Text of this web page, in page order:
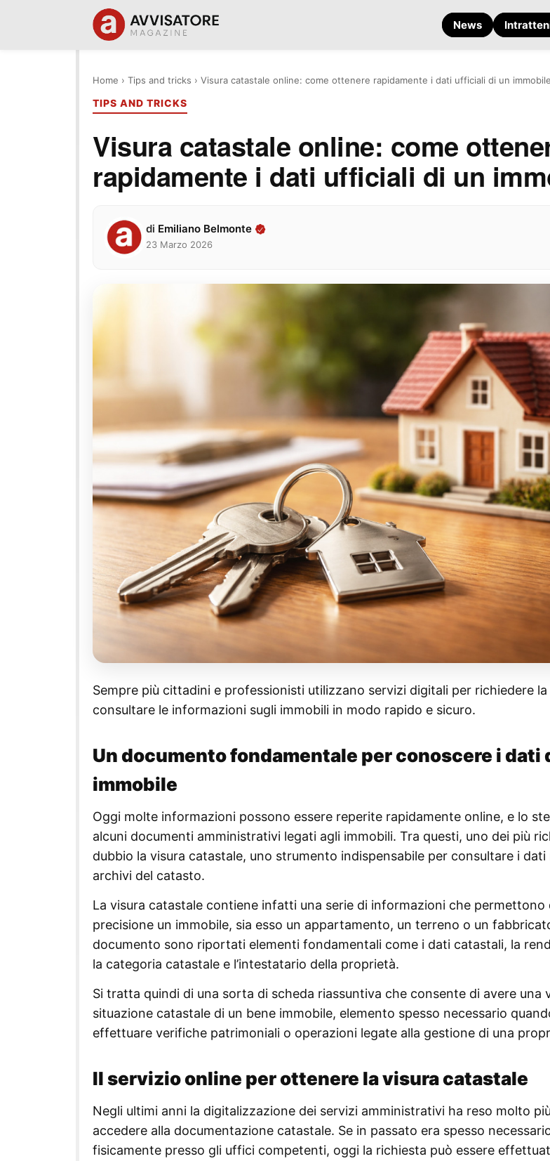
News
Home › Tips and tricks › Visura catastale online: come ottenere rapidamente i dati ufficiali di un immobile
TIPS AND TRICKS
Visura catastale online: come
rapidamente i dati ufficiali di un
di Emiliano Belmonte
23 Marzo 2026
Sempre più cittadini e professionisti utilizzano servizi digitali per richiedere
consultare le informazioni sugli immobili in modo rapido e sicuro.
Un documento fondamentale per conoscere i dati
immobile
Oggi molte informazioni possono essere reperite rapidamente online, e lo
alcuni documenti amministrativi legati agli immobili. Tra questi, uno dei più
dubbio la visura catastale, uno strumento indispensabile per consultare i
archivi del catasto.
La visura catastale contiene infatti una serie di informazioni che
precisione un immobile, sia esso un appartamento, un terreno o un
documento sono riportati elementi fondamentali come i dati catastali, la
la categoria catastale e l’intestatario della proprietà.
Si tratta quindi di una sorta di scheda riassuntiva che consente di avere una
situazione catastale di un bene immobile, elemento spesso necessario
effettuare verifiche patrimoniali o operazioni legate alla gestione di una
Il servizio online per ottenere la visura catastale
Negli ultimi anni la digitalizzazione dei servizi amministrativi ha reso molto
accedere alla documentazione catastale. Se in passato era spesso
fisicamente presso gli uffici competenti, oggi la richiesta può essere